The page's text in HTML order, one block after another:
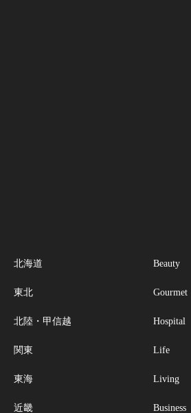
北海道
東北
北陸・甲信越
関東
東海
近畿
Beauty
Gourmet
Hospital
Life
Living
Business